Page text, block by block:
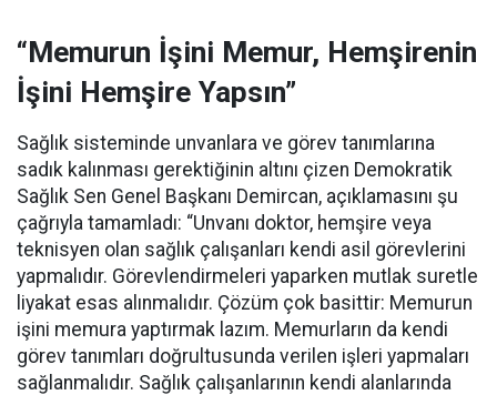
“Memurun İşini Memur, Hemşirenin
İşini Hemşire Yapsın”
Sağlık sisteminde unvanlara ve görev tanımlarına
sadık kalınması gerektiğinin altını çizen Demokratik
Sağlık Sen Genel Başkanı Demircan, açıklamasını şu
çağrıyla tamamladı: “Unvanı doktor, hemşire veya
teknisyen olan sağlık çalışanları kendi asil görevlerini
yapmalıdır. Görevlendirmeleri yaparken mutlak suretle
liyakat esas alınmalıdır. Çözüm çok basittir: Memurun
işini memura yaptırmak lazım. Memurların da kendi
görev tanımları doğrultusunda verilen işleri yapmaları
sağlanmalıdır. Sağlık çalışanlarının kendi alanlarında